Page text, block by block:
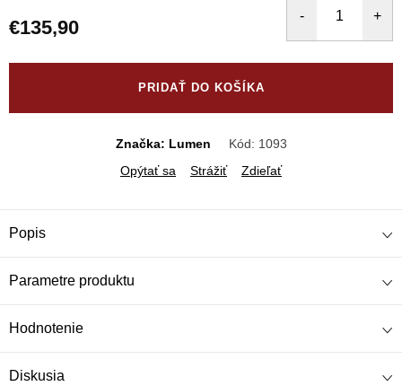
€135,90
PRIDAŤ DO KOŠÍKA
Značka: Lumen Kód: 1093
Opýtať sa
Strážiť Zdieľať
Popis
Parametre produktu
Hodnotenie
Diskusia